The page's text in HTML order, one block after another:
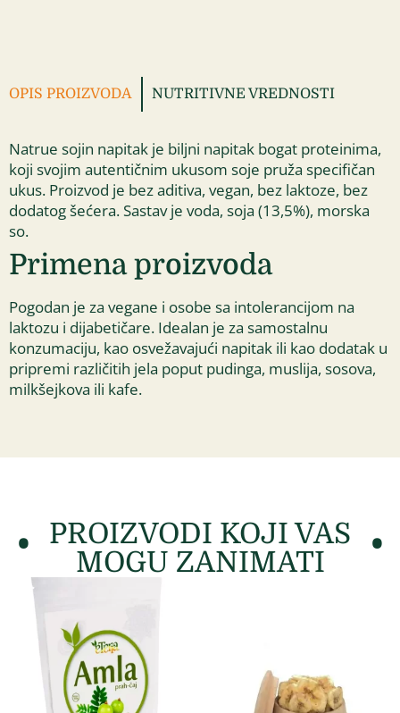
OPIS PROIZVODA NUTRITIVNE VREDNOSTI
Natrue sojin napitak je biljni napitak bogat proteinima,
koji svojim autentičnim ukusom soje pruža specifičan
ukus. Proizvod je bez aditiva, vegan, bez laktoze, bez
dodatog šećera. Sastav je voda, soja (13,5%), morska
so.
Primena proizvoda
Pogodan je za vegane i osobe sa intolerancijom na
laktozu i dijabetičare. Idealan je za samostalnu
konzumaciju, kao osvežavajući napitak ili kao dodatak u
pripremi različitih jela poput pudinga, muslija, sosova,
milkšejkova ili kafe.
PROIZVODI KOJI VAS
MOGU ZANIMATI